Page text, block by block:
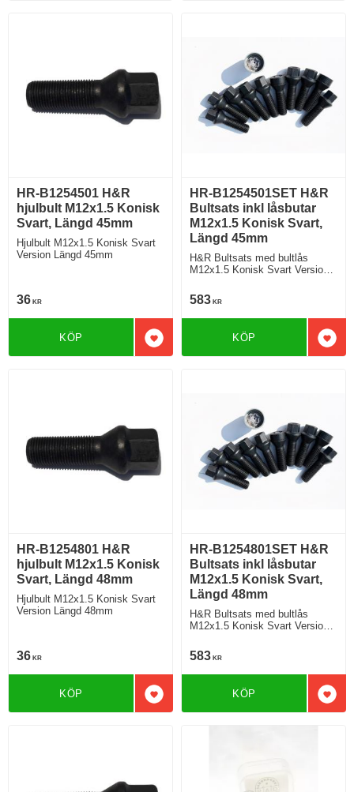
HR-B1254501 H&R
hjulbult M12x1.5 Konisk
Svart, Längd 45mm
Hjulbult M12x1.5 Konisk Svart
Version Längd 45mm
36 KR
Lägg till i favoriter
KÖP
HR-B1254501SET H&R
Bultsats inkl låsbutar
M12x1.5 Konisk Svart,
Längd 45mm
H&R Bultsats med bultlås
M12x1.5 Konisk Svart Version
583 KR
KÖP
HR-B1254801 H&R
hjulbult M12x1.5 Konisk
Svart, Längd 48mm
Hjulbult M12x1.5 Konisk Svart
Version Längd 48mm
36 KR
Lägg till i favoriter
KÖP
HR-B1254801SET H&R
Bultsats inkl låsbutar
M12x1.5 Konisk Svart,
Längd 48mm
H&R Bultsats med bultlås
M12x1.5 Konisk Svart Version
583 KR
KÖP